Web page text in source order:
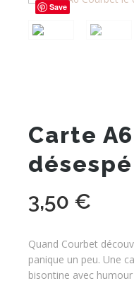
Save
Carte
3,50 €
Quand Courbet
panique un peu. Une
bisontine avec